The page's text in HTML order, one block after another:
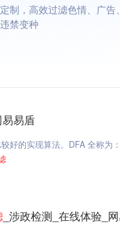
制，高效过滤色情、广告
禁变种
易易盾
好的实现算法。DFA 全称
_涉政检测_在线体验_